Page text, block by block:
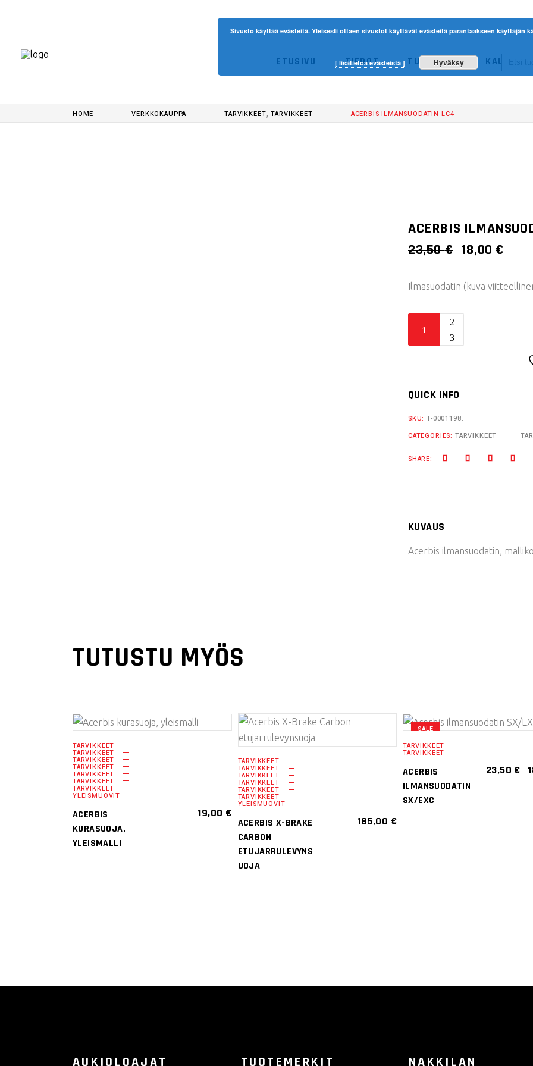
ETUSIVU TIEDOT TUOTTEET KAUPPA
NO
ACERBIS
ETHEN
HOME VERKKOKAUPPA TARVIKKEET,TARVIKKEET ACERBIS ILMANSUODATIN LC4
ACERBIS
23,50€
OLI:
23,50 €.
18,00 €
ON:
Ilmasuodatin (kuva
ilmansuodatin
QUICK INFO
SKU:T-0001198.
CATEGORIES: TARVIKKEET
SHARE:
KUVAUS
Acerbis ilmansuodatin,
TUTUSTU MYÖS
OSTOSKORIIN
TARVIKKEET
TARVIKKEET
TARVIKKEET
TARVIKKEET
TARVIKKEET
TARVIKKEET
TARVIKKEET
YLEISMUOVIT
ACERBIS
KURASUOJA,
YLEISMALLI
19,00 €
LISÄÄ
TARVIKKEET
TARVIKKEET
TARVIKKEET
TARVIKKEET
TARVIKKEET
TARVIKKEET
YLEISMUOVIT
ACERBIS X-BRAKE
CARBON
ETUJARRULEVYNS
UOJA
185,00 €
SALE
TARVIKKEET
TARVIKKEET
ACERBIS
ILMANSUODATIN
SX/EXC
23,50€
AUKIOLOAJAT TUOTEMERKIT NAKKILAN
Sivusto käyttää evästeitä. Yleisesti ottaen sivustot käyttävät evästeitä parantaakseen käyttäjän
[ lisätietoa evästeistä ] Hyväksy